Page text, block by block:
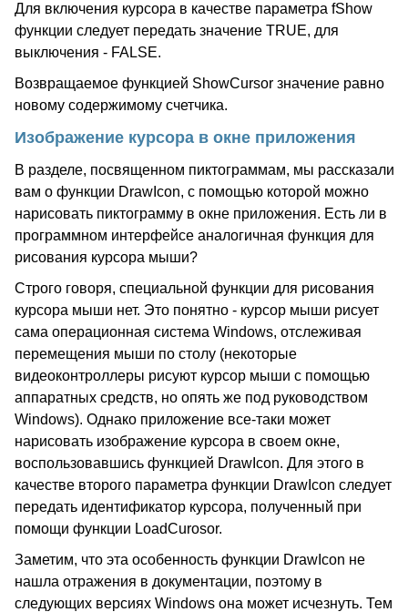
Для включения курсора в качестве параметра fShow
функции следует передать значение TRUE, для
выключения - FALSE.
Возвращаемое функцией ShowCursor значение равно
новому содержимому счетчика.
Изображение курсора в окне приложения
В разделе, посвященном пиктограммам, мы рассказали
вам о функции DrawIcon, с помощью которой можно
нарисовать пиктограмму в окне приложения. Есть ли в
программном интерфейсе аналогичная функция для
рисования курсора мыши?
Строго говоря, специальной функции для рисования
курсора мыши нет. Это понятно - курсор мыши рисует
сама операционная система Windows, отслеживая
перемещения мыши по столу (некоторые
видеоконтроллеры рисуют курсор мыши с помощью
аппаратных средств, но опять же под руководством
Windows). Однако приложение все-таки может
нарисовать изображение курсора в своем окне,
воспользовавшись функцией DrawIcon. Для этого в
качестве второго параметра функции DrawIcon следует
передать идентификатор курсора, полученный при
помощи функции LoadCurosor.
Заметим, что эта особенность функции DrawIcon не
нашла отражения в документации, поэтому в
следующих версиях Windows она может исчезнуть. Тем